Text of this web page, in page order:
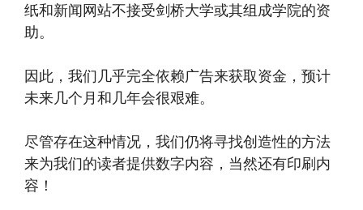
纸和新闻网站不接受剑桥大学或其组成学院的资
助。
因此，我们几乎完全依赖广告来获取资金，预计
未来几个月和几年会很艰难。
尽管存在这种情况，我们仍将寻找创造性的方法
来为我们的读者提供数字内容，当然还有印刷内
容！